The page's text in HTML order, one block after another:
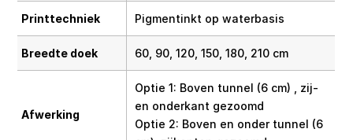
Printtechniek Pigmentinkt op waterbasis
Breedte doek 60, 90, 120, 150, 180, 210 cm
Afwerking
Optie 1: Boven tunnel (6 cm) , zij-
en onderkant gezoomd
Optie 2: Boven en onder tunnel (6